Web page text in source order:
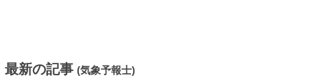
最新の記事 (気象予報士)